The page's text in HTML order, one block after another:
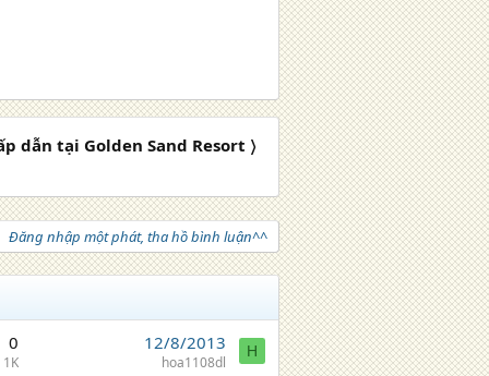
dẫn tại Golden Sand Resort 〉
Đăng nhập một phát, tha hồ bình luận^^
0
1K
12/8/2013
hoa1108dl
H